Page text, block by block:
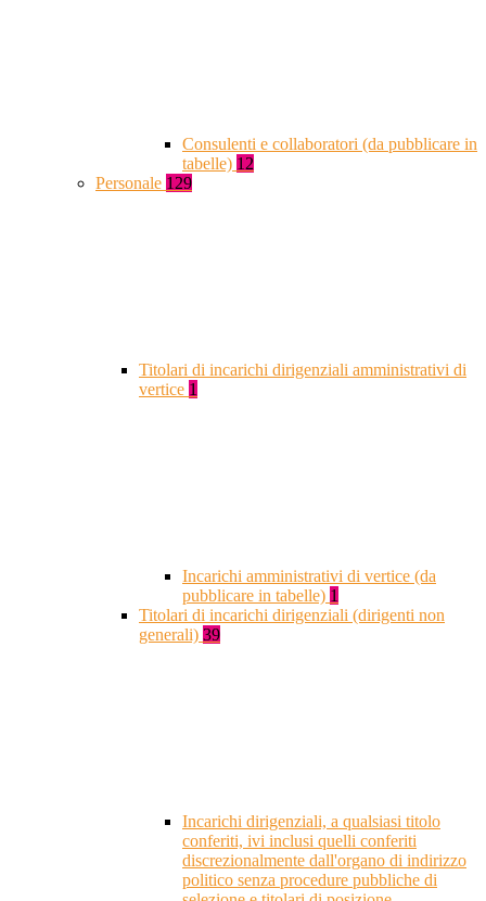
Consulenti e collaboratori (da pubblicare in
tabelle) 12
Personale 129
Titolari di incarichi dirigenziali amministrativi di
vertice 1
Incarichi amministrativi di vertice (da
pubblicare in tabelle) 1
Titolari di incarichi dirigenziali (dirigenti non
generali) 39
Incarichi dirigenziali, a qualsiasi titolo
conferiti, ivi inclusi quelli conferiti
discrezionalmente dall'organo di indirizzo
politico senza procedure pubbliche di